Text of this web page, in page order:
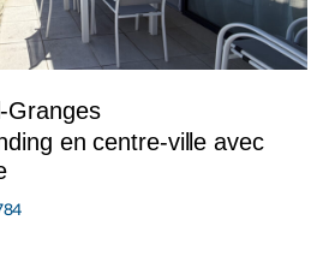
Granges
en centre-ville avec